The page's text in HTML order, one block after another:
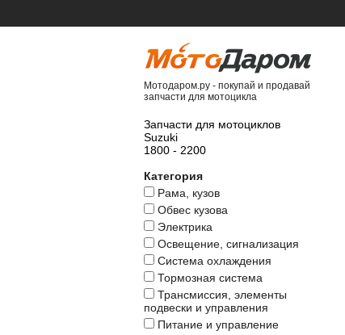
Мотодаром.ру - покупай и продавай
запчасти для мотоцикла
Запчасти для мотоциклов
Suzuki
1800 - 2200
Категория
Рама, кузов
Обвес кузова
Электрика
Освещение, сигнализация
Система охлаждения
Тормозная система
Трансмиссия, элементы
подвески и управления
Питание и управление